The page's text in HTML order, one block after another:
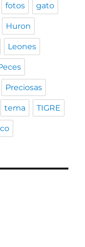
fotos gato
Huron
Leones
Preciosas
tema TIGRE